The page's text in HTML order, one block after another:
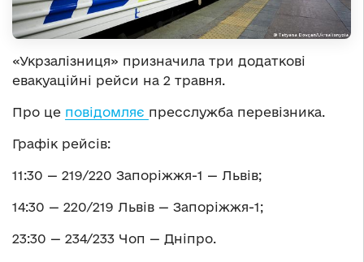
«Укрзалізниця» призначила три додаткові
евакуаційні рейси на 2 травня.
Про це повідомляє пресслужба перевізника.
Графік рейсів:
11:30 — 219/220 Запоріжжя-1 — Львів;
14:30 — 220/219 Львів — Запоріжжя-1;
23:30 — 234/233 Чоп — Дніпро.